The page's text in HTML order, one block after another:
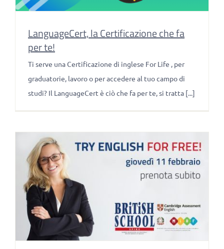
LanguageCert, la Certificazione che fa
per te!
Ti serve una Certificazione di inglese For Life , per
graduatorie, lavoro o per accedere al tuo campo di
studi? Il LanguageCert è ciò che fa per te, si tratta [...]